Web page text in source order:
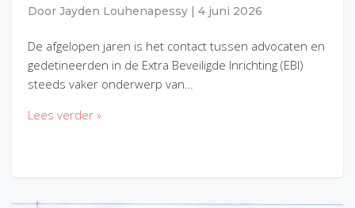
Door Jayden Louhenapessy 4 juni 2026
De afgelopen jaren is het contact tussen advocaten en
gedetineerden in de Extra Beveiligde Inrichting (EBI)
steeds vaker onderwerp van…
Lees verder »